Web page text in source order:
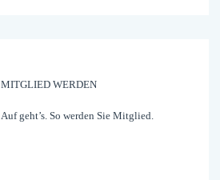
MITGLIED WERDEN
Auf geht’s. So werden Sie Mitglied.